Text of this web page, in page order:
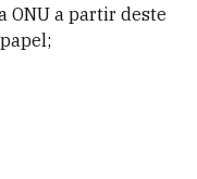
ONU a partir deste